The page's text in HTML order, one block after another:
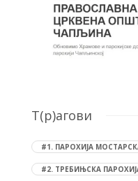
T(р)агови
#1. ПАРОХИЈА
#2. ТРЕБИЊСКА